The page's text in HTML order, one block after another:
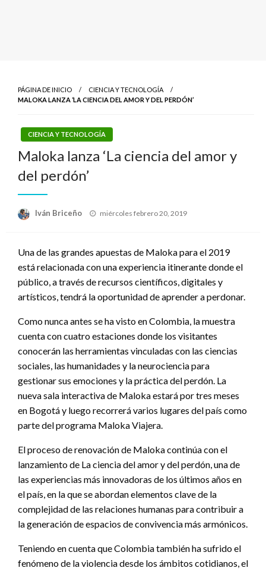
PÁGINA DE INICIO
CIENCIA Y TECNOLOGÍA
MALOKA LANZA ‘LA CIENCIA DEL AMOR Y DEL PERDÓN’
CIENCIA Y TECNOLOGÍA
Maloka lanza ‘La ciencia del amor y
del perdón’
Iván Briceño
Publicado
miércoles febrero 20, 2019
Una de las grandes apuestas de Maloka para el 2019
está relacionada con una experiencia itinerante donde el
público, a través de recursos científicos, digitales y
artísticos, tendrá la oportunidad de aprender a perdonar.
Como nunca antes se ha visto en Colombia, la muestra
cuenta con cuatro estaciones donde los visitantes
conocerán las herramientas vinculadas con las ciencias
sociales, las humanidades y la neurociencia para
gestionar sus emociones y la práctica del perdón. La
nueva sala interactiva de Maloka estará por tres meses
en Bogotá y luego recorrerá varios lugares del país como
parte del programa Maloka Viajera.
El proceso de renovación de Maloka continúa con el
lanzamiento de La ciencia del amor y del perdón, una de
las experiencias más innovadoras de los últimos años en
el país, en la que se abordan elementos clave de la
complejidad de las relaciones humanas para contribuir a
la generación de espacios de convivencia más armónicos.
Teniendo en cuenta que Colombia también ha sufrido el
fenómeno de la violencia desde los ámbitos cotidianos, el